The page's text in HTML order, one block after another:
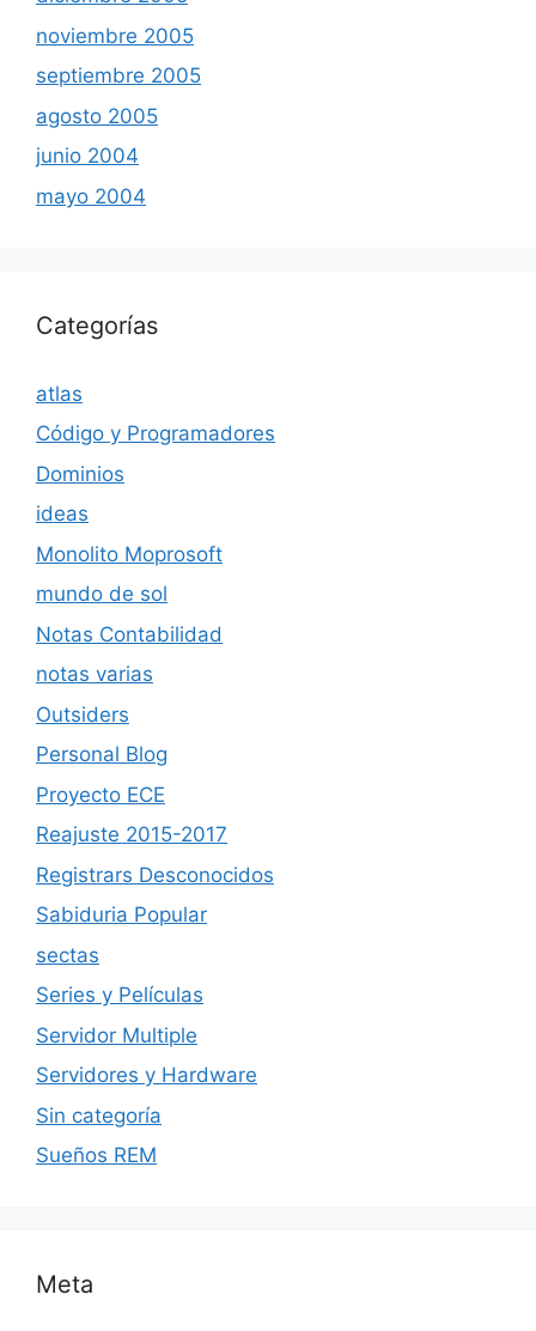
noviembre 2005
septiembre 2005
agosto 2005
junio 2004
mayo 2004
Categorías
atlas
Código y Programadores
Dominios
ideas
Monolito Moprosoft
mundo de sol
Notas Contabilidad
notas varias
Outsiders
Personal Blog
Proyecto ECE
Reajuste 2015-2017
Registrars Desconocidos
Sabiduria Popular
sectas
Series y Películas
Servidor Multiple
Servidores y Hardware
Sin categoría
Sueños REM
Meta